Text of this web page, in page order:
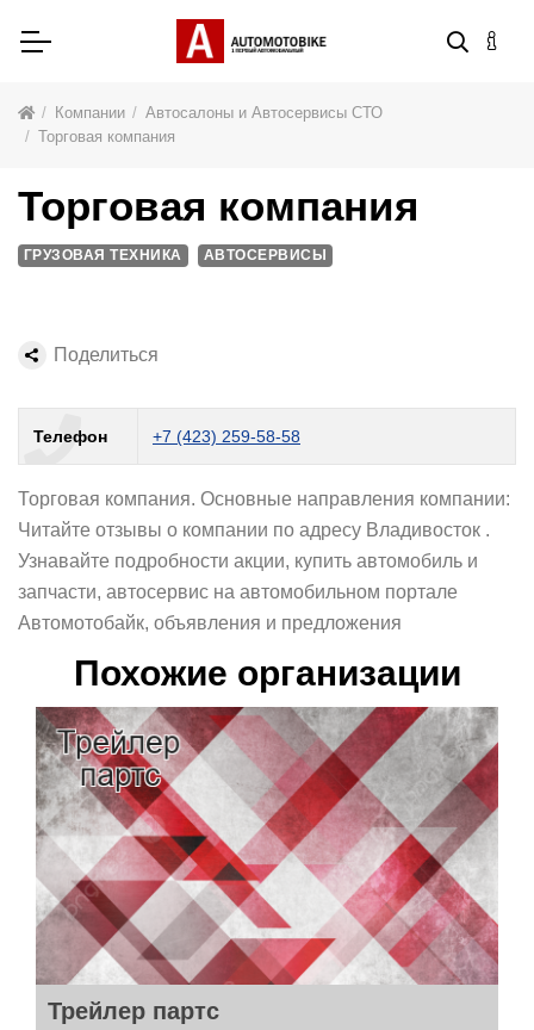
Компании
Автосалоны и Автосервисы СТО
Торговая компания
Телефон +7 (423) 259-58-58
Торговая компания. Основные направления компании:
Читайте отзывы о компании по адресу Владивосток .
Узнавайте подробности акции, купить автомобиль и
запчасти, автосервис на автомобильном портале
Автомотобайк, объявления и предложения
Похожие организации
Трейлер партс
Торговая компания
ГРУЗОВАЯ ТЕХНИКА АВТОСЕРВИСЫ
Поделиться